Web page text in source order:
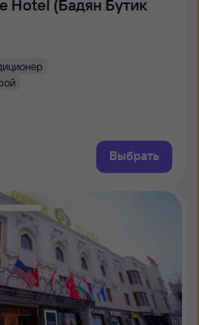
Hotel (Бадян Бутик
Выбрать